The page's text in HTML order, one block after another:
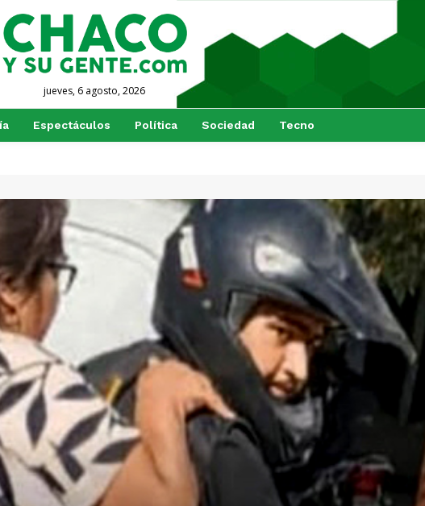
jueves, 6 agosto, 2026
Espectáculos Política Sociedad Tecno